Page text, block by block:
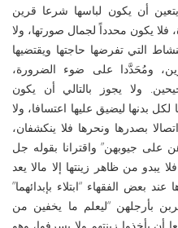
أن يكون لباسها شرعا قرين
فلا يكون محدداً لجمال صورتها، ولا
التي تفرضها حاجتها ويقتضيها
ومُحَدَّدا على ضوء الضرورة،
ولا يجوز بالتالي أن يكون
لكل بدنها ليضيق عليها اعتسافا، ولا
بصدرها ونحرها فلا ينكشفان،
على جيوبهن” واقترانا بقوله جل
يبدو من ظاهر زينتها إلا مالا يعد
بعض الفقهاء “ابتلاء بإبدائهما”
بأرجلهن “ليعلم ما يخفين من